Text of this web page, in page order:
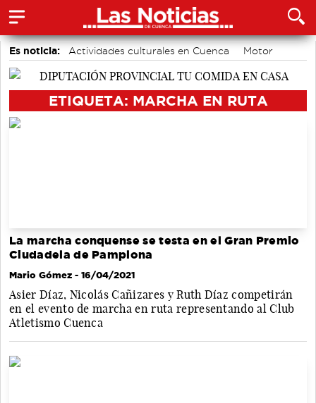
Es noticia: Actividades culturales en Cuenca
Motor
accidentes laborales
ETIQUETA: MARCHA EN RUTA
La marcha conquense se testa en el Gran Premio
Ciudadela de Pamplona
Mario Gómez - 16/04/2021
Asier Díaz, Nicolás Cañizares y Ruth Díaz competirán
en el evento de marcha en ruta representando al Club
Atletismo Cuenca